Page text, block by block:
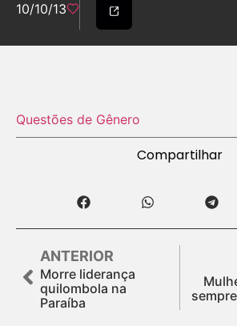
10/10/13
Questões de Gênero
Compartilhar
ANTERIOR
Morre liderança
quilombola na
Paraíba